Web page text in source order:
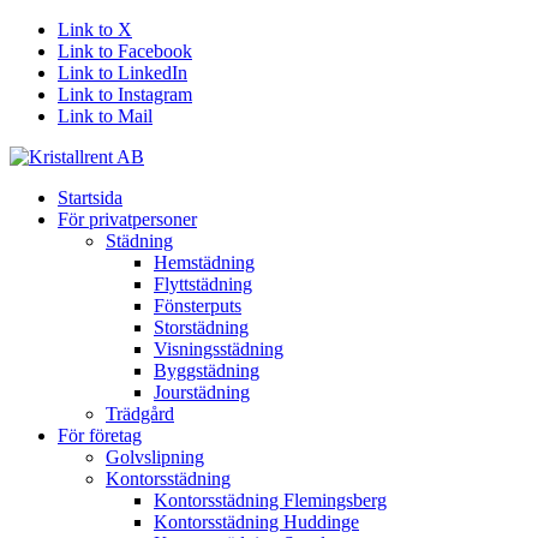
Link to X
Link to Facebook
Link to LinkedIn
Link to Instagram
Link to Mail
Startsida
För privatpersoner
Städning
Hemstädning
Flyttstädning
Fönsterputs
Storstädning
Visningsstädning
Byggstädning
Jourstädning
Trädgård
För företag
Golvslipning
Kontorsstädning
Kontorsstädning Flemingsberg
Kontorsstädning Huddinge